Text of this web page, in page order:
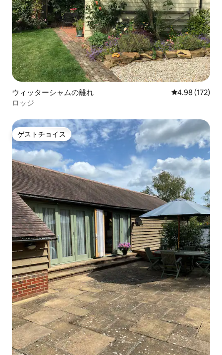
ウィッターシャムの離れ レビュー172
4.98 (172)
ロッジ
ゲストチョイス
ゲストチョイス